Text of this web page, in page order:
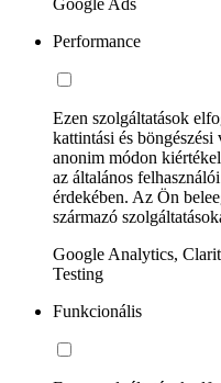
Google Ads
Performance
Ezen szolgáltatások
kattintási és
anonim módon
az általános
érdekében. Az Ön
származó
Google Analytics,
Testing
Funkcionális